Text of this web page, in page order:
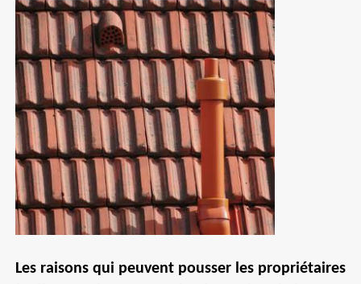
Les raisons qui peuvent pousser les propriétaires